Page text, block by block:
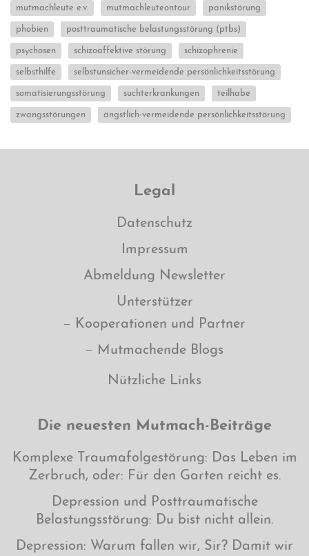
mutmachleute e.v. mutmachleuteontour panikstörung
phobien posttraumatische belastungsstörung (ptbs)
psychosen schizoaffektive störung schizophrenie
selbsthilfe selbstunsicher-vermeidende persönlichkeitsstörung
somatisierungsstörung suchterkrankungen teilhabe
zwangsstörungen ängstlich-vermeidende persönlichkeitsstörung
Legal
Datenschutz
Impressum
Abmeldung Newsletter
Unterstützer
Kooperationen und Partner
Mutmachende Blogs
Nützliche Links
Die neuesten Mutmach-Beiträge
Komplexe Traumafolgestörung: Das Leben im
Zerbruch, oder: Für den Garten reicht es.
Depression und Posttraumatische
Belastungsstörung: Du bist nicht allein.
Depression: Warum fallen wir, Sir? Damit wir